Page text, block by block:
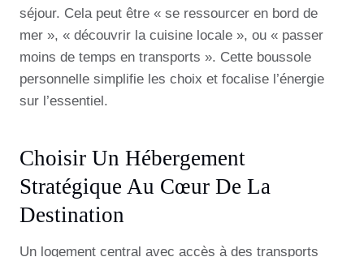
séjour. Cela peut être « se ressourcer en bord de
mer », « découvrir la cuisine locale », ou « passer
moins de temps en transports ». Cette boussole
personnelle simplifie les choix et focalise l’énergie
sur l’essentiel.
Choisir Un Hébergement
Stratégique Au Cœur De La
Destination
Un logement central avec accès à des transports